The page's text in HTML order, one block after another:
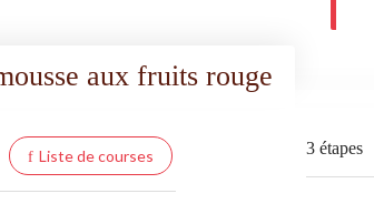
aux fruits rouge
Liste de courses 3 étapes